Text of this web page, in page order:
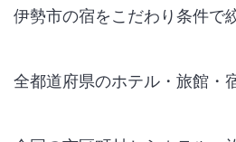
伊勢市の宿をこだわり条件で
全都道府県のホテル・旅館・